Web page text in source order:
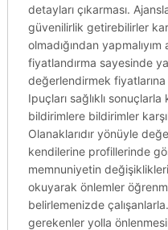
detayları çıkarması.
güvenilirlik getirebilirler
olmadığından
fiyatlandırma sayesinde
değerlendirmek fiyatlarına
Ipuçları sağlıklı
bildirimlere bildirimler
Olanaklarıdır yönüyle
kendilerine profillerinde
memnuniyetin
okuyarak önlemler
belirlemenizde
gerekenler yolla